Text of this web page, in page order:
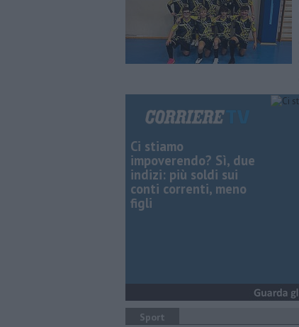
Ci stiamo
impoverendo? Sì, due
indizi: più soldi sui
conti correnti, meno
figli
Sport